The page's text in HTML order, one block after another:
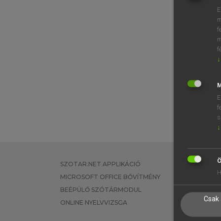
SZOTAR.NET APPLIKÁCIÓ
MICROSOFT OFFICE BŐVÍTMÉNY
BEÉPÜLŐ SZÓTÁRMODUL
ONLINE NYELVVIZSGA
EGYÉNI
VÁLLALATI
↓
↓
Csak